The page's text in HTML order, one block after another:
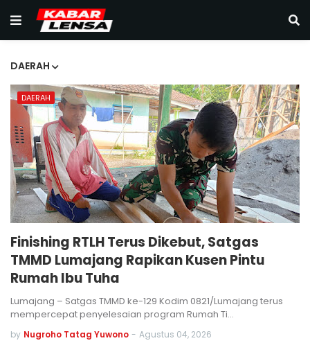
DAERAH
DAERAH
Finishing RTLH Terus Dikebut, Satgas
TMMD Lumajang Rapikan Kusen Pintu
Rumah Ibu Tuha
Lumajang – Satgas TMMD ke-129 Kodim 0821/Lumajang terus
mempercepat penyelesaian program Rumah Ti…
by Nugroho Tatag Yuwono - Agustus 04, 2026